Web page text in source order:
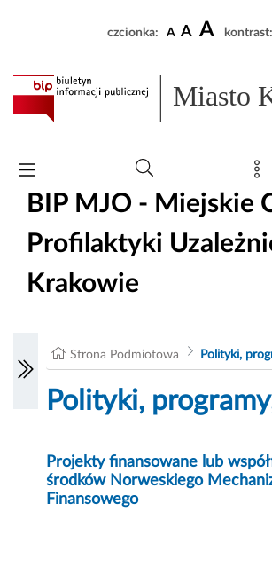
czcionka: A A A kontrast:
Miasto
BIP MJO - Miejskie
Profilaktyki
Krakowie
Strona Podmiotowa Polityki,
Polityki,
Projekty finansowane lub
środków Norweskiego
Finansowego